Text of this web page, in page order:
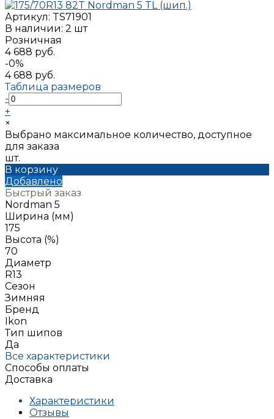
Артикул: TS71901
В наличии: 2 шт
Розничная
4 688 руб.
-0%
4 688 руб.
Таблица размеров
-
+
×
Выбрано максимальное количество, доступное
для заказа
шт.
В корзину
Добавлено
Быстрый заказ
Nordman 5
Ширина (мм)
175
Высота (%)
70
Диаметр
R13
Сезон
Зимняя
Бренд
Ikon
Тип шипов
Да
Все характеристики
Способы оплаты
Доставка
Характеристики
Отзывы